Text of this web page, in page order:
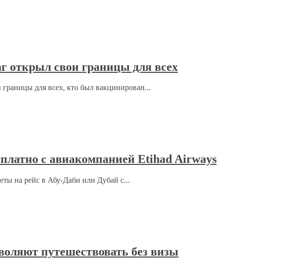
открыл свои границы для всех
для всех, кто был вакцинирован...
с авиакомпанией Etihad Airways
на рейс в Абу-Даби или Дубай с...
путешествовать без визы